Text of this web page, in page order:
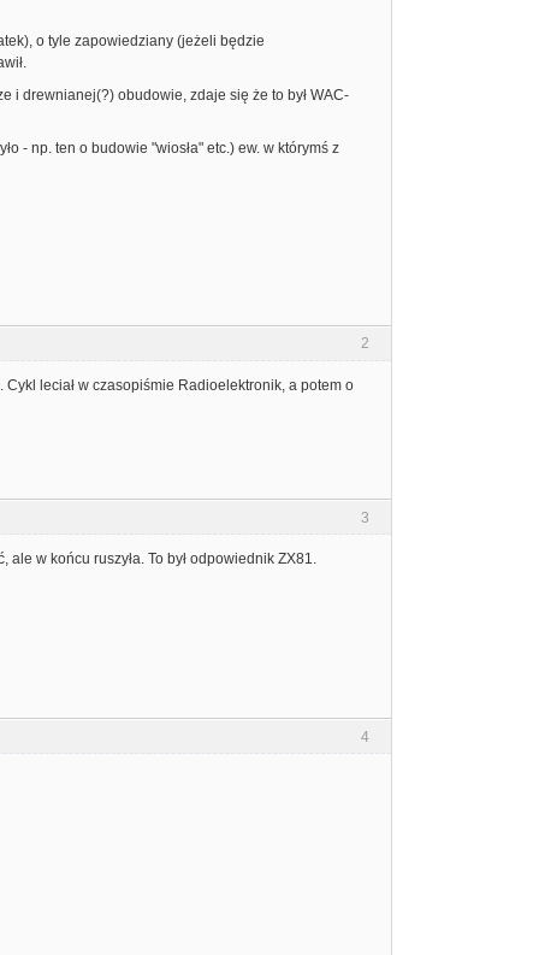
o tyle zapowiedziany (jeżeli będzie
i drewnianej(?) obudowie, zdaje się że to był WAC-
- np. ten o budowie "wiosła" etc.) ew. w którymś z
2
leciał w czasopiśmie Radioelektronik, a potem o
3
w końcu ruszyła. To był odpowiednik ZX81.
4